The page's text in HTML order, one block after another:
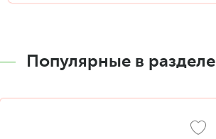
Популярные в разделе